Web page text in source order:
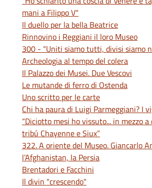
mani a Filippo V"
Il duello per la bella Beatrice
Rinnovino i Reggiani il loro Museo
300 - “Uniti siamo tutti, divisi siamo
Archeologia al tempo del colera
Il Palazzo dei Musei. Due Vescovi
Le mutande di ferro di Ostenda
Uno scritto per le carte
Chi ha paura di Luigi Parmeggiani? I
“Diciotto mesi ho vissuto... in mezzo a
tribú Chayenne e Siux”
322. A oriente del Museo. Giancarlo
l’Afghanistan, la Persia
Brentadori e Facchini
Il divin "crescendo"